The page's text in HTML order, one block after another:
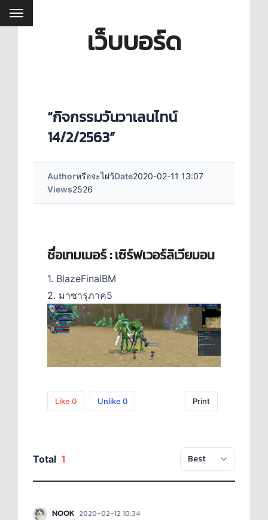
เว็บบอร์ด
“กิจกรรมวันวาเลนไทน์
14/2/2563”
Authorหรือจะไฝว้Date2020-02-11 13:07
Views2526
ชื่อเทมเมอร์ : เซิร์ฟเวอร์ลิเวียมอน
1. BlazeFinalBM
2. มาซารุภาค5
Like 0 Unlike 0 Print
Total 1
NOOK 2020-02-12 10:34